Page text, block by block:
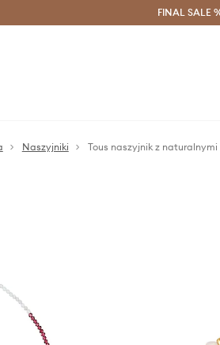
Oszczędzaj z Answear
FINAL SALE
Naszyjniki Tous naszyjnik z